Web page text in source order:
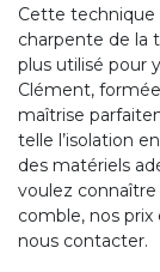
Cette technique
charpente de la
plus utilisé pour
Clément,
maîtrise
telle l’isolation
des matériels
voulez connaître
comble, nos prix
nous contacter.